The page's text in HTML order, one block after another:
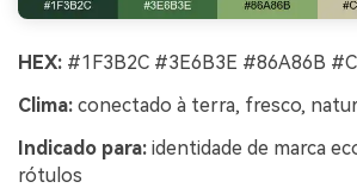
HEX: #1F3B2C #3E6B3E #86A86B
Clima: conectado à terra, fresco,
Indicado para: identidade de marca
rótulos